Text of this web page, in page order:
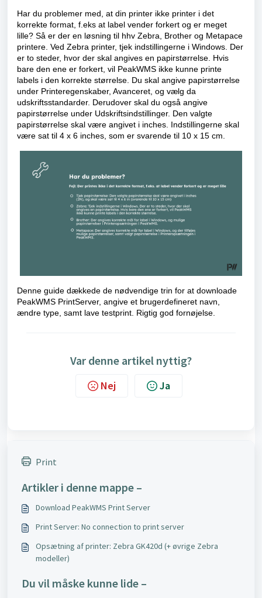
Har du problemer med, at din printer ikke printer i det
korrekte format, f.eks at label vender forkert og er meget
lille? Så er der en løsning til hhv Zebra, Brother og Metapace
printere. Ved Zebra printer, tjek indstillingerne i Windows. Der
er to steder, hvor der skal angives en papirstørrelse. Hvis
bare den ene er forkert, vil PeakWMS ikke kunne printe
labels i den korrekte størrelse. Du skal angive papirstørrelse
under Printeregenskaber, Avanceret, og vælg da
udskriftsstandarder. Derudover skal du også angive
papirstørrelse under Udskriftsindstillinger. Den valgte
papirstørrelse skal være angivet i inches. Indstillingerne skal
være sat til 4 x 6 inches, som er svarende til 10 x 15 cm.
Denne guide dækkede de nødvendige trin for at downloade
PeakWMS PrintServer, angive et brugerdefineret navn,
ændre type, samt lave testprint. Rigtig god fornøjelse.
Var denne artikel nyttig?
Nej Ja
Print
Artikler i denne mappe –
Download PeakWMS Print Server
Print Server: No connection to print server
Opsætning af printer: Zebra GK420d (+ øvrige Zebra
modeller)
Du vil måske kunne lide –